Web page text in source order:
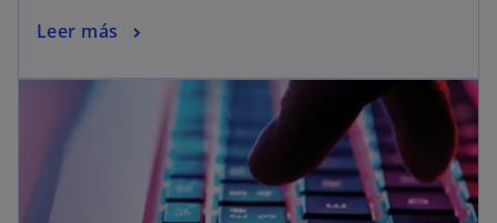
Leer más